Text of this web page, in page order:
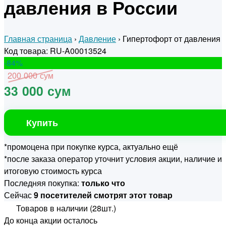
давления в России
Главная страница › Давление › Гипертофорт от давления
Код товара: RU-A00013524
-84%
200 000 сум
33 000 сум
Купить
*промоцена при покупке курса, актуально ещё
*после заказа оператор уточнит условия акции, наличие и
итоговую стоимость курса
Последняя покупка: только что
Сейчас9 посетителей смотрят этот товар
Товаров в наличии (28шт.)
До конца акции осталось